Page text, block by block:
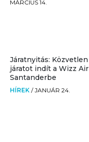
MÁRCIUS 14.
Járatnyitás: Közvetlen
járatot indít a Wizz Air
Santanderbe
HÍREK /JANUÁR 24.